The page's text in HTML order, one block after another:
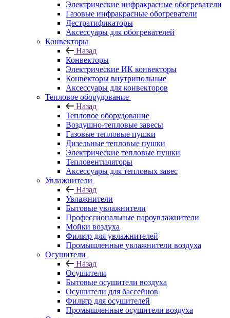
Электрические инфракрасные обогреватели
Газовые инфракрасные обогреватели
Дестратификаторы
Аксессуары для обогревателей
Конвекторы
Назад
Конвекторы
Электрические ИК конвекторы
Конвекторы внутрипольные
Аксессуары для конвекторов
Тепловое оборудование
Назад
Тепловое оборудование
Воздушно-тепловые завесы
Газовые тепловые пушки
Дизельные тепловые пушки
Электрические тепловые пушки
Тепловентиляторы
Аксессуары для тепловых завес
Увлажнители
Назад
Увлажнители
Бытовые увлажнители
Профессиональные пароувлажнители
Мойки воздуха
Фильтр для увлажнителей
Промышленные увлажнители воздуха
Осушители
Назад
Осушители
Бытовые осушители воздуха
Осушители для бассейнов
Фильтр для осушителей
Промышленные осушители воздуха